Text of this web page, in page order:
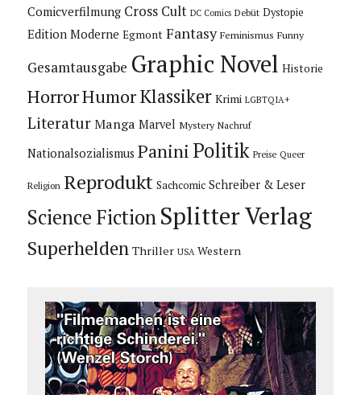
Comicverfilmung Cross Cult DC Comics Debüt Dystopie
Edition Moderne Egmont Fantasy Feminismus Funny
Gesamtausgabe Graphic Novel Historie
HorrorHumorKlassiker Krimi LGBTQIA+
Literatur Manga Marvel Mystery Nachruf
Nationalsozialismus Panini Politik Preise Queer
Religion Reprodukt Sachcomic Schreiber & Leser
Science Fiction Splitter Verlag
Superhelden Thriller USA Western